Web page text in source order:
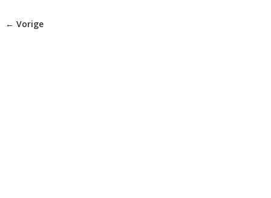
← Vorige